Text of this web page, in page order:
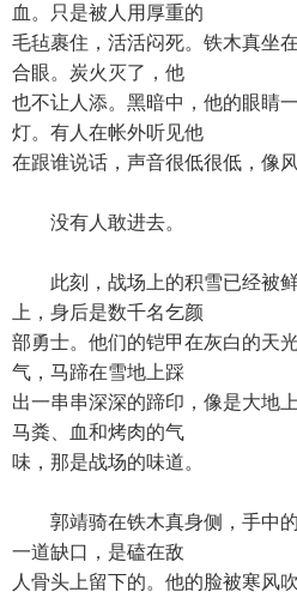
血。只是被人用厚重的
毛毡裹住，活活闷死。铁木真坐
合眼。炭火灭了，他
也不让人添。黑暗中，他的眼睛
灯。有人在帐外听见他
在跟谁说话，声音很低很低，像风
没有人敢进去。
此刻，战场上的积雪已经被鲜
上，身后是数千名乞颜
部勇士。他们的铠甲在灰白的天
气，马蹄在雪地上踩
出一串串深深的蹄印，像是大地
马粪、血和烤肉的气
味，那是战场的味道。
郭靖骑在铁木真身侧，手中的
一道缺口，是磕在敌
人骨头上留下的。他的脸被寒风